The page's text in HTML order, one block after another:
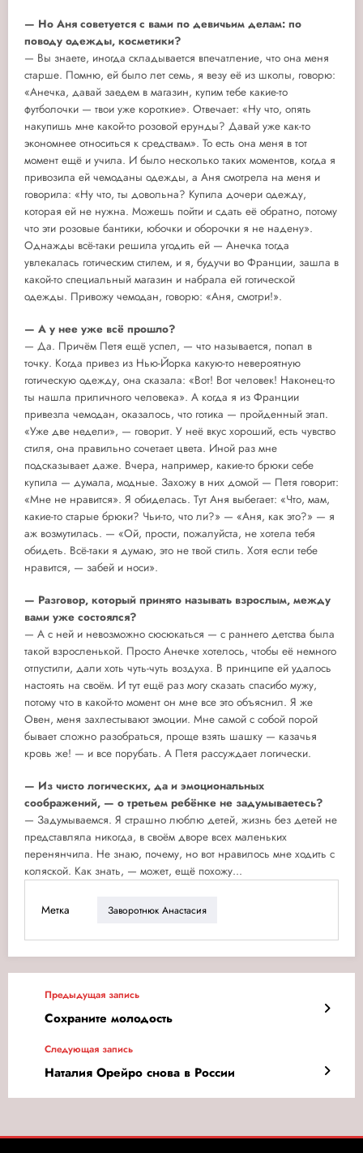
— Но Аня советуется с вами по девичьим делам: по
поводу одежды, косметики?
— Вы знаете, иногда складывается впечатление, что она меня
старше. Помню, ей было лет семь, я везу её из школы, говорю:
«Анечка, давай заедем в магазин, купим тебе какие-то
футболочки — твои уже короткие». Отвечает: «Ну что, опять
накупишь мне какой-то розовой ерунды? Давай уже как-то
экономнее относиться к средствам». То есть она меня в тот
момент ещё и учила. И было несколько таких моментов, когда я
привозила ей чемоданы одежды, а Аня смотрела на меня и
говорила: «Ну что, ты довольна? Купила дочери одежду,
которая ей не нужна. Можешь пойти и сдать её обратно, потому
что эти розовые бантики, юбочки и оборочки я не надену».
Однажды всё-таки решила угодить ей — Анечка тогда
увлекалась готическим стилем, и я, будучи во Франции, зашла в
какой-то специальный магазин и набрала ей готической
одежды. Привожу чемодан, говорю: «Аня, смотри!».
— А у нее уже всё прошло?
— Да. Причём Петя ещё успел, — что называется, попал в
точку. Когда привез из Нью-Йорка какую-то невероятную
готическую одежду, она сказала: «Вот! Вот человек! Наконец-то
ты нашла приличного человека». А когда я из Франции
привезла чемодан, оказалось, что готика — пройденный этап.
«Уже две недели», — говорит. У неё вкус хороший, есть чувство
стиля, она правильно сочетает цвета. Иной раз мне
подсказывает даже. Вчера, например, какие-то брюки себе
купила — думала, модные. Захожу в них домой — Петя говорит:
«Мне не нравится». Я обиделась. Тут Аня выбегает: «Что, мам,
какие-то старые брюки? Чьи-то, что ли?» — «Аня, как это?» — я
аж возмутилась. — «Ой, прости, пожалуйста, не хотела тебя
обидеть. Всё-таки я думаю, это не твой стиль. Хотя если тебе
нравится, — забей и носи».
— Разговор, который принято называть взрослым, между
вами уже состоялся?
— А с ней и невозможно сюсюкаться — с раннего детства была
такой взросленькой. Просто Анечке хотелось, чтобы её немного
отпустили, дали хоть чуть-чуть воздуха. В принципе ей удалось
настоять на своём. И тут ещё раз могу сказать спасибо мужу,
потому что в какой-то момент он мне все это объяснил. Я же
Овен, меня захлестывают эмоции. Мне самой с собой порой
бывает сложно разобраться, проще взять шашку — казачья
кровь же! — и все порубать. А Петя рассуждает логически.
— Из чисто логических, да и эмоциональных
соображений, — о третьем ребёнке не задумываетесь?
— Задумываемся. Я страшно люблю детей, жизнь без детей не
представляла никогда, в своём дворе всех маленьких
перенянчила. Не знаю, почему, но вот нравилось мне ходить с
коляской. Как знать, — может, ещё похожу...
Метка Заворотнюк Анастасия
Предыдущая запись
Сохраните молодость
Следующая запись
Наталия Орейро снова в России